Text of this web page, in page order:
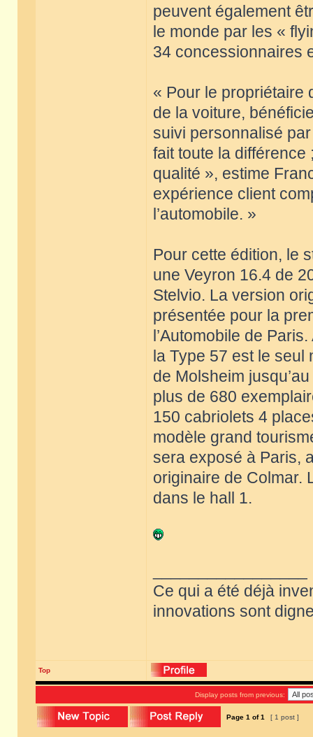
peuvent également
le monde par les «
34 concessionnaires
« Pour le propriétaire
de la voiture,
suivi personnalisé
fait toute la différence
qualité », estime
expérience client
l’automobile. »
Pour cette édition, le
une Veyron 16.4 de
Stelvio. La version
présentée pour la
l’Automobile de
la Type 57 est le seul
de Molsheim
plus de 680
150 cabriolets 4
modèle grand
sera exposé à Paris,
originaire de Colmar.
dans le hall 1.
Ce qui a été déjà
innovations sont
Top
Display posts from previous:
Page 1 of1 [ 1 post ]